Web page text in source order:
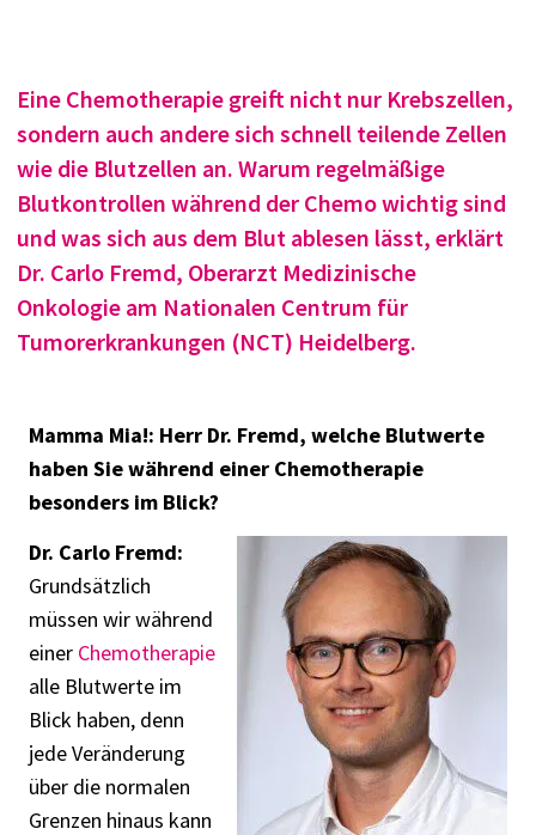
Eine Chemotherapie greift nicht nur Krebszellen,
sondern auch andere sich schnell teilende Zellen
wie die Blutzellen an. Warum regelmäßige
Blutkontrollen während der Chemo wichtig sind
und was sich aus dem Blut ablesen lässt, erklärt
Dr. Carlo Fremd, Oberarzt Medizinische
Onkologie am Nationalen Centrum für
Tumorerkrankungen (NCT) Heidelberg.
Mamma Mia!: Herr Dr. Fremd, welche Blutwerte
haben Siewährend einer Chemotherapie
besonders im Blick?
Dr. Carlo Fremd:
Grundsätzlich
müssen wir während
einer Chemotherapie
alle Blutwerte im
Blick haben, denn
jede Veränderung
über die normalen
Grenzen hinaus kann